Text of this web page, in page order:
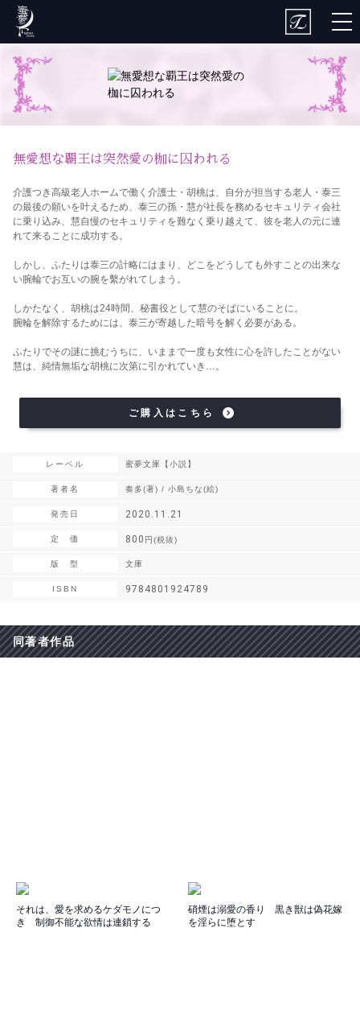
無愛想な覇王は突然愛の枷に囚われる
介護つき高級老人ホームで働く介護士・胡桃は、自分が担当する老人・泰三
の最後の願いを叶えるため、泰三の孫・慧が社長を務めるセキュリティ会社
に乗り込み、慧自慢のセキュリティを難なく乗り越えて、彼を老人の元に連
れて来ることに成功する。
しかし、ふたりは泰三の計略にはまり、どこをどうしても外すことの出来な
い腕輪でお互いの腕を繫がれてしまう。
しかたなく、胡桃は24時間、秘書役として慧のそばにいることに。
腕輪を解除するためには、泰三が寄越した暗号を解く必要がある。
ふたりでその謎に挑むうちに、いままで一度も女性に心を許したことがない
慧は、純情無垢な胡桃に次第に引かれていき…。
ご購入はこちら
レーベル 蜜夢文庫【小説】
著者名 奏多(著) / 小島ちな(絵)
発売日 2020.11.21
定 価 800 円(税抜)
版 型 文庫
ISBN 9784801924789
同著者作品
それは、愛を求めるケダモノにつ
き 制御不能な欲情は連鎖する
硝煙は溺愛の香り 黒き獣は偽花嫁
を淫らに堕とす